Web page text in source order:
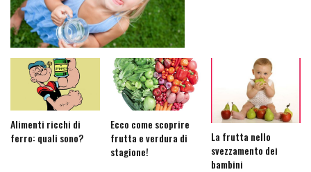
Alimenti ricchi di
ferro: quali sono?
Ecco come scoprire
frutta e verdura di
stagione!
La frutta nello
svezzamento dei
bambini